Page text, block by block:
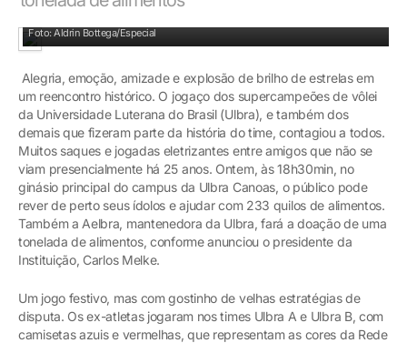
Foto: Aldrin Bottega/Especial
Alegria, emoção, amizade e explosão de brilho de estrelas em
um reencontro histórico. O jogaço dos supercampeões de vôlei
da Universidade Luterana do Brasil (Ulbra), e também dos
demais que fizeram parte da história do time, contagiou a todos.
Muitos saques e jogadas eletrizantes entre amigos que não se
viam presencialmente há 25 anos. Ontem, às 18h30min, no
ginásio principal do campus da Ulbra Canoas, o público pode
rever de perto seus ídolos e ajudar com 233 quilos de alimentos.
Também a Aelbra, mantenedora da Ulbra, fará a doação de uma
tonelada de alimentos, conforme anunciou o presidente da
Instituição, Carlos Melke.
Um jogo festivo, mas com gostinho de velhas estratégias de
disputa. Os ex-atletas jogaram nos times Ulbra A e Ulbra B, com
camisetas azuis e vermelhas, que representam as cores da Rede